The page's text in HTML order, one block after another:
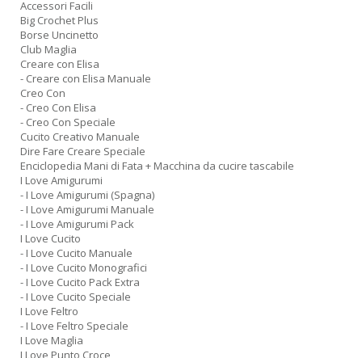
Accessori Facili
Big Crochet Plus
Borse Uncinetto
Club Maglia
Creare con Elisa
- Creare con Elisa Manuale
Creo Con
- Creo Con Elisa
- Creo Con Speciale
Cucito Creativo Manuale
Dire Fare Creare Speciale
Enciclopedia Mani di Fata + Macchina da cucire tascabile
I Love Amigurumi
- I Love Amigurumi (Spagna)
- I Love Amigurumi Manuale
- I Love Amigurumi Pack
I Love Cucito
- I Love Cucito Manuale
- I Love Cucito Monografici
- I Love Cucito Pack Extra
- I Love Cucito Speciale
I Love Feltro
- I Love Feltro Speciale
I Love Maglia
I Love Punto Croce